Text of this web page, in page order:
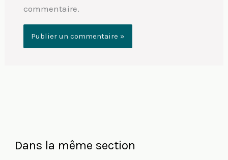
commentaire.
Dans la même section